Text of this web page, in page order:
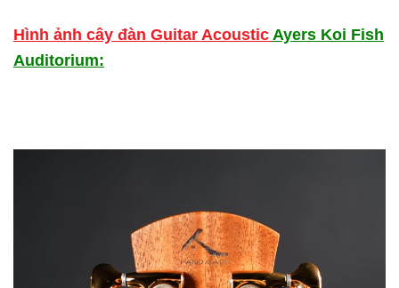
Hình ảnh cây đàn Guitar Acoustic Ayers Koi Fish
Auditorium: